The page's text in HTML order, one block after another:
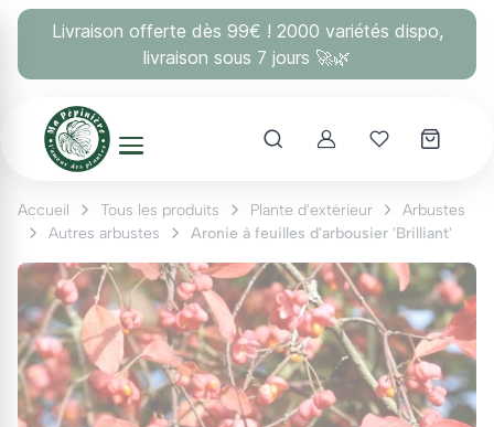
Livraison offerte dès 99€ ! 2000 variétés dispo,
livraison sous 7 jours 🚀🌿
AccountMes coups
Accueil Tous les produits Plante d'extérieur
Arbustes
Autres arbustes
Aronie à feuilles d'arbousier 'Brilliant'
Panneau de gestion des cookies